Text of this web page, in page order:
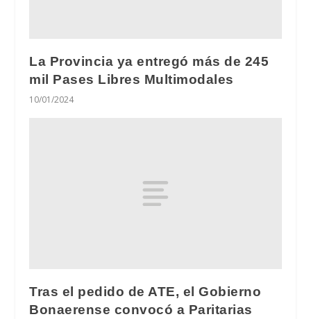
La Provincia ya entregó más de 245
mil Pases Libres Multimodales
10/01/2024
Tras el pedido de ATE, el Gobierno
Bonaerense convocó a Paritarias